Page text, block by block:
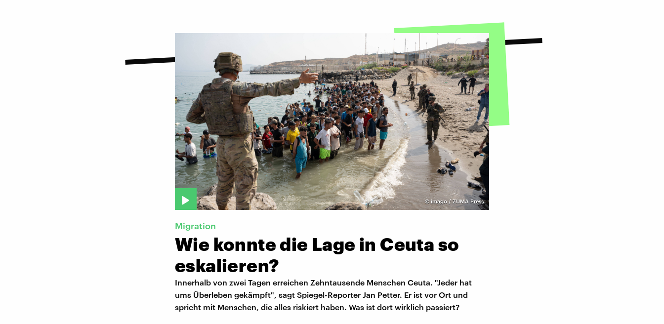
© imago / ZUMA Press
Migration
Wie konnte die Lage in Ceuta so
eskalieren?
Innerhalb von zwei Tagen erreichen Zehntausende Menschen Ceuta. "Jeder hat
ums Überleben gekämpft", sagt Spiegel-Reporter Jan Petter. Er ist vor Ort und
spricht mit Menschen, die alles riskiert haben. Was ist dort wirklich passiert?